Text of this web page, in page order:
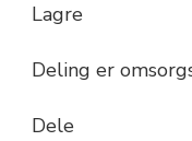
Lagre
Deling er
Dele